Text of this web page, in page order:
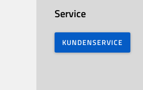
Service
KUNDENSERVICE